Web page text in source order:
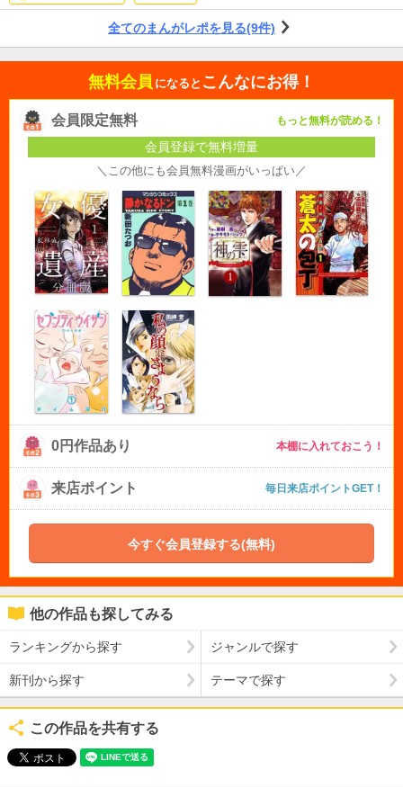
全てのまんがレポを見る(9件)
無料会員 になると こんなにお得！
会員限定無料 もっと無料が読める！
会員登録で無料増量
＼この他にも会員無料漫画がいっぱい／
0円作品あり 本棚に入れておこう！
来店ポイント 毎日来店ポイントGET！
今すぐ会員登録する(無料)
他の作品も探してみる
ランキングから探す ジャンルで探す
新刊から探す テーマで探す
この作品を共有する